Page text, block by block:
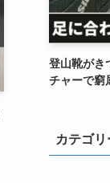
登山靴がき
チャーで窮
カテゴリ